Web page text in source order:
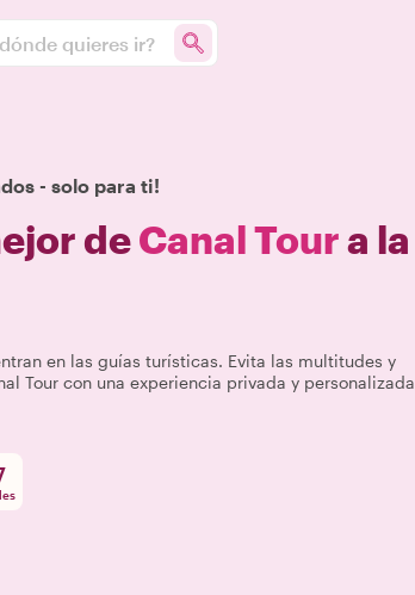
quieres ir?
- solo para ti!
deCanal Toura la
en las guías turísticas. Evita las multitudes y
Tour con una experiencia privada y personalizada